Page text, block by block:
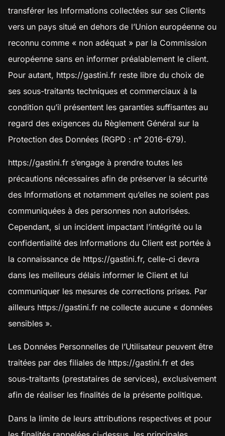
transférer les Informations collectées sur ses Clients
vers un pays situé en dehors de l’Union européenne ou
reconnu comme « non adéquat » par la Commission
européenne sans en informer préalablement le client.
Pour autant, https://gastini.fr reste libre du choix de
ses sous-traitants techniques et commerciaux à la
condition qu’il présentent les garanties suffisantes au
regard des exigences du Règlement Général sur la
Protection des Données (RGPD : n° 2016-679).
https://gastini.fr s’engage à prendre toutes les
précautions nécessaires afin de préserver la sécurité
des Informations et notamment qu’elles ne soient pas
communiquées à des personnes non autorisées.
Cependant, si un incident impactant l’intégrité ou la
confidentialité des Informations du Client est portée à
la connaissance de https://gastini.fr, celle-ci devra
dans les meilleurs délais informer le Client et lui
communiquer les mesures de corrections prises. Par
ailleurs https://gastini.fr ne collecte aucune « données
sensibles ».
Les Données Personnelles de l’Utilisateur peuvent être
traitées par des filiales de https://gastini.fr et des
sous-traitants (prestataires de services), exclusivement
afin de réaliser les finalités de la présente politique.
Dans la limite de leurs attributions respectives et pour